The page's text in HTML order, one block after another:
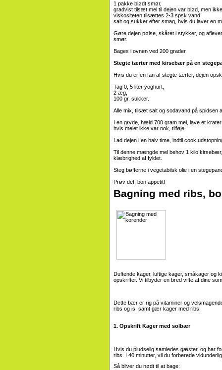
1 pakke blødt smør,
gradvist tilsæt mel til dejen var blød, men
viskositeten tilsættes 2-3 spsk vand
salt og sukker efter smag, hvis du laver en
Gøre dejen pølse, skåret i stykker, og
smør.
Bages i ovnen ved 200 grader.
Stegte tærter med kirsebær på en
Hvis du er en fan af stegte tærter, dejen
Tag 0, 5 liter yoghurt,
2 æg,
100 gr. sukker.
Alle mix, tilsæt salt og sodavand på spidsen
I en gryde, hæld 700 gram mel, lave et
hvis melet ikke var nok, tilføje.
Lad dejen i en halv time, indtil cook
Til denne mængde mel behov 1 kilo
klæbrighed af fyldet.
Steg bøfferne i vegetabilsk olie i en
Prøv det, bon appetit!
Bagning med ribs,
Duftende kager, luftige kager, småkager og
opskrifter. Vi tilbyder en bred vifte af dine
Dette bær er rig på vitaminer og
ribs og is, samt gær kager med ribs.
1. Opskrift Kager med solbær
Hvis du pludselig samledes gæster, og har
ribs. I 40 minutter, vil du forberede
Så bliver du nødt til at bage: